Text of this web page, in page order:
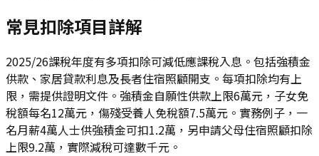
常見扣除項目詳解
2025/26課稅年度有多項扣除可減低應課稅入息。包括強積金
供款、家居貸款利息及長者住宿照顧開支。每項扣除均有上
限，需提供證明文件。強積金自願性供款上限6萬元，子女免
稅額每名12萬元，傷殘受養人免稅額7.5萬元。實務例子，一
名月薪4萬人士供強積金可扣1.2萬，另申請父母住宿照顧扣除
上限9.2萬，實際減稅可達數千元。